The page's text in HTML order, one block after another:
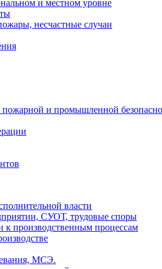
и местном уровне
несчастные случаи
пожарной и промышленной
власти
СУОТ, трудовые споры
к производственным процессам
МСЭ.